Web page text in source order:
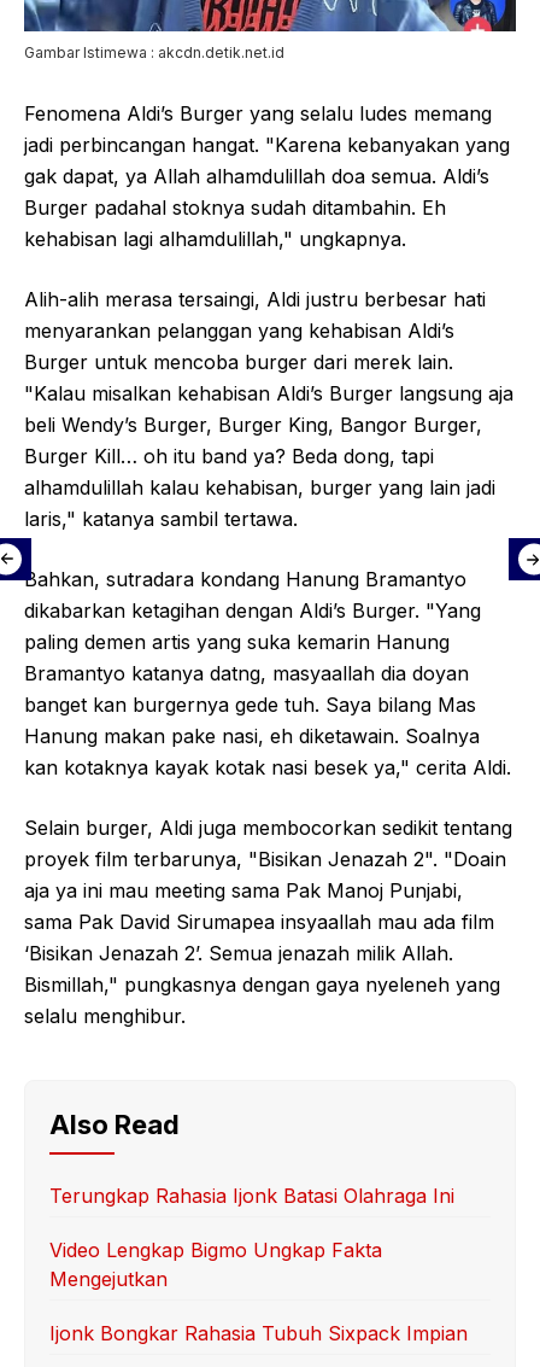
Gambar Istimewa : akcdn.detik.net.id
Fenomena Aldi’s Burger yang selalu ludes memang
jadi perbincangan hangat. "Karena kebanyakan yang
gak dapat, ya Allah alhamdulillah doa semua. Aldi’s
Burger padahal stoknya sudah ditambahin. Eh
kehabisan lagi alhamdulillah," ungkapnya.
Alih-alih merasa tersaingi, Aldi justru berbesar hati
menyarankan pelanggan yang kehabisan Aldi’s
Burger untuk mencoba burger dari merek lain.
"Kalau misalkan kehabisan Aldi’s Burger langsung aja
beli Wendy’s Burger, Burger King, Bangor Burger,
Burger Kill… oh itu band ya? Beda dong, tapi
alhamdulillah kalau kehabisan, burger yang lain jadi
laris," katanya sambil tertawa.
Bahkan, sutradara kondang Hanung Bramantyo
dikabarkan ketagihan dengan Aldi’s Burger. "Yang
paling demen artis yang suka kemarin Hanung
Bramantyo katanya datng, masyaallah dia doyan
banget kan burgernya gede tuh. Saya bilang Mas
Hanung makan pake nasi, eh diketawain. Soalnya
kan kotaknya kayak kotak nasi besek ya," cerita Aldi.
Selain burger, Aldi juga membocorkan sedikit tentang
proyek film terbarunya, "Bisikan Jenazah 2". "Doain
aja ya ini mau meeting sama Pak Manoj Punjabi,
sama Pak David Sirumapea insyaallah mau ada film
‘Bisikan Jenazah 2’. Semua jenazah milik Allah.
Bismillah," pungkasnya dengan gaya nyeleneh yang
selalu menghibur.
Also Read
Terungkap Rahasia Ijonk Batasi Olahraga Ini
Video Lengkap Bigmo Ungkap Fakta
Mengejutkan
Ijonk Bongkar Rahasia Tubuh Sixpack Impian